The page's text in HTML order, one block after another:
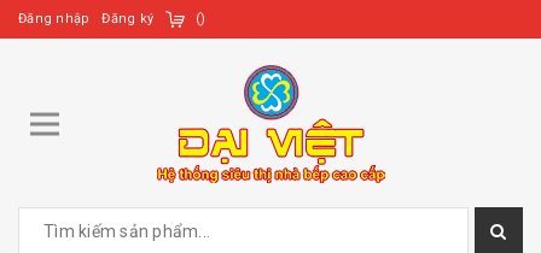
Đăng nhập Đăng ký ()